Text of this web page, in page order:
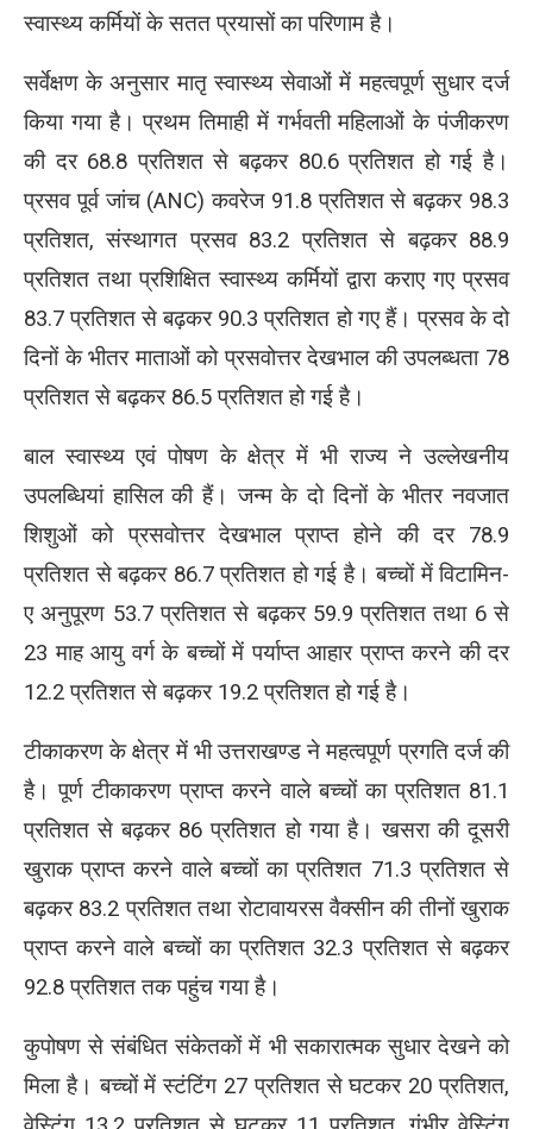
स्वास्थ्य कर्मियों के सतत प्रयासों का परिणाम है।
सर्वेक्षण के अनुसार मातृ स्वास्थ्य सेवाओं में महत्वपूर्ण सुधार दर्ज
किया गया है। प्रथम तिमाही में गर्भवती महिलाओं के पंजीकरण
की दर 68.8 प्रतिशत से बढ़कर 80.6 प्रतिशत हो गई है।
प्रसव पूर्व जांच (ANC) कवरेज 91.8 प्रतिशत से बढ़कर 98.3
प्रतिशत, संस्थागत प्रसव 83.2 प्रतिशत से बढ़कर 88.9
प्रतिशत तथा प्रशिक्षित स्वास्थ्य कर्मियों द्वारा कराए गए प्रसव
83.7 प्रतिशत से बढ़कर 90.3 प्रतिशत हो गए हैं। प्रसव के दो
दिनों के भीतर माताओं को प्रसवोत्तर देखभाल की उपलब्धता 78
प्रतिशत से बढ़कर 86.5 प्रतिशत हो गई है।
बाल स्वास्थ्य एवं पोषण के क्षेत्र में भी राज्य ने उल्लेखनीय
उपलब्धियां हासिल की हैं। जन्म के दो दिनों के भीतर नवजात
शिशुओं को प्रसवोत्तर देखभाल प्राप्त होने की दर 78.9
प्रतिशत से बढ़कर 86.7 प्रतिशत हो गई है। बच्चों में विटामिन-
ए अनुपूरण 53.7 प्रतिशत से बढ़कर 59.9 प्रतिशत तथा 6 से
23 माह आयु वर्ग के बच्चों में पर्याप्त आहार प्राप्त करने की दर
12.2 प्रतिशत से बढ़कर 19.2 प्रतिशत हो गई है।
टीकाकरण के क्षेत्र में भी उत्तराखण्ड ने महत्वपूर्ण प्रगति दर्ज की
है। पूर्ण टीकाकरण प्राप्त करने वाले बच्चों का प्रतिशत 81.1
प्रतिशत से बढ़कर 86 प्रतिशत हो गया है। खसरा की दूसरी
खुराक प्राप्त करने वाले बच्चों का प्रतिशत 71.3 प्रतिशत से
बढ़कर 83.2 प्रतिशत तथा रोटावायरस वैक्सीन की तीनों खुराक
प्राप्त करने वाले बच्चों का प्रतिशत 32.3 प्रतिशत से बढ़कर
92.8 प्रतिशत तक पहुंच गया है।
कुपोषण से संबंधित संकेतकों में भी सकारात्मक सुधार देखने को
मिला है। बच्चों में स्टंटिंग 27 प्रतिशत से घटकर 20 प्रतिशत,